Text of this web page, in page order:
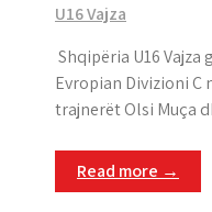
U16 Vajza
Shqipëria U16
Evropian Divizioni C
trajnerët Olsi Muça
Read more →